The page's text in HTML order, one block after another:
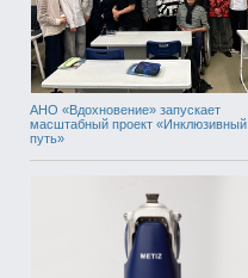
АНО «Вдохновение» запускает
масштабный проект «Инклюзивный
путь»